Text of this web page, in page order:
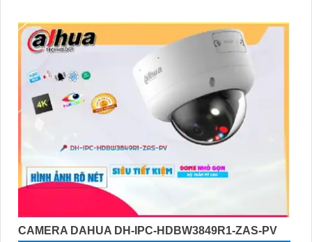
CAMERA DAHUA DH-IPC-HDBW3849R1-ZAS-PV